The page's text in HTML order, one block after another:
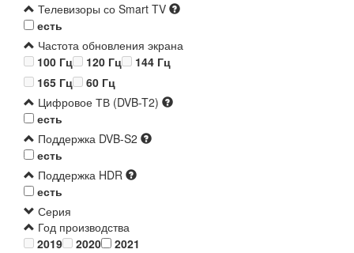
Телевизоры со Smart TV
есть
Частота обновления экрана
100 Гц
120 Гц
144 Гц
165 Гц
60 Гц
Цифровое ТВ (DVB-T2)
есть
Поддержка DVB-S2
есть
Поддержка HDR
есть
Серия
Год производства
2019
2020
2021